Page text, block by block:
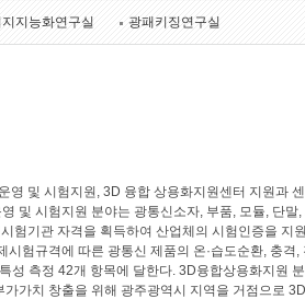
지능화연구실 광패키징연구실
영 및 시험지원, 3D 융합 상용화지원센터 지원과
및 시험지원 분야는 광통신소자, 부품, 모듈, 단말,
험기관 자격을 획득하여 산업체의 시험인증을 지
험규격에 따른 광통신 제품의 온·습도순환, 충격
성 측정 42개 항목에 달한다. 3D융합상용화지원
가치 창출을 위해 광주광역시 지역을 거점으로